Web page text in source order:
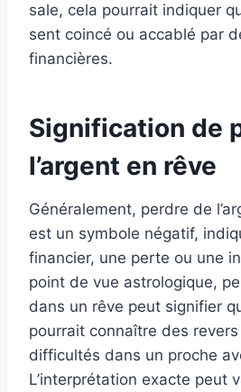
sale, cela pourrait indiquer
sent coincé ou accablé par
financières.
Signification de
l’argent en rêve
Généralement, perdre de
est un symbole négatif,
financier, une perte ou une
point de vue astrologique,
dans un rêve peut signifier
pourrait connaître des
difficultés dans un proche
L’interprétation exacte peut